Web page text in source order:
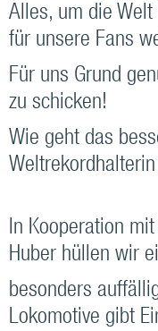
Alles, um die
für unsere Fans
Für uns Grund
zu schicken!
Wie geht das
In Kooperation
Huber hüllen wir
besonders
Lokomotive gibt